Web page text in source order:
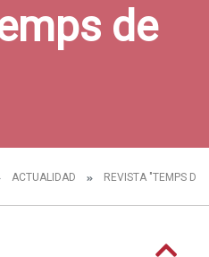
de
ACTUALIDAD REVISTA "TEMPS DE